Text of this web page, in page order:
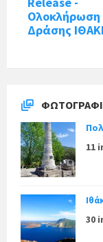
Ολοκλήρωση
Δράσης
11
30